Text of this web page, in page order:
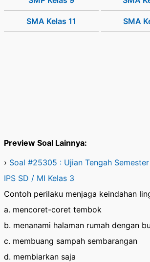
SMA Kelas 11 SMA
Preview Soal Lainnya:
› Soal #25305 : Ujian Tengah
IPS SD / MI Kelas 3
Contoh perilaku menjaga keindahan
a. mencoret-coret tembok
b. menanami halaman rumah dengan
c. membuang sampah sembarangan
d. membiarkan saja